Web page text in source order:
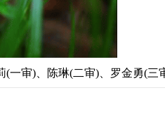
(一审)、陈琳(二审)、罗金勇(三